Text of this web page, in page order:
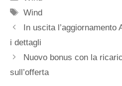
Tag
Wind
In uscita l’aggiornamento
i dettagli
Nuovo bonus con la
sull’offerta